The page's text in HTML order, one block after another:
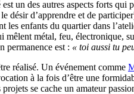
un des autres aspects forts
désir d’apprendre et de
les enfants du quartier dans
mêlent métal, feu, électronique,
permanence est : « toi aussi tu
réalisé. Un événement comme
à la fois d’être une
se cache un amateur